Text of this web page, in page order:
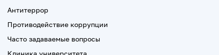
Антитеррор
Противодействие коррупции
Часто задаваемые вопросы
Клиника университета